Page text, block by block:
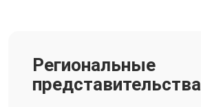
Региональные
представительства